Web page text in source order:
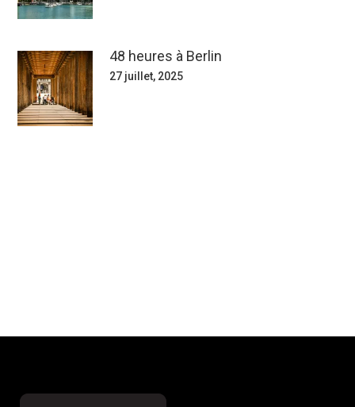
48 heures à Berlin
27 juillet, 2025